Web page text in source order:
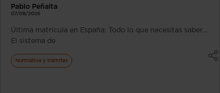
Pablo Peñalta
07/08/2026
Última matrícula en España: Todo lo que necesitas saber…
El sistema de
Normativa y trámites